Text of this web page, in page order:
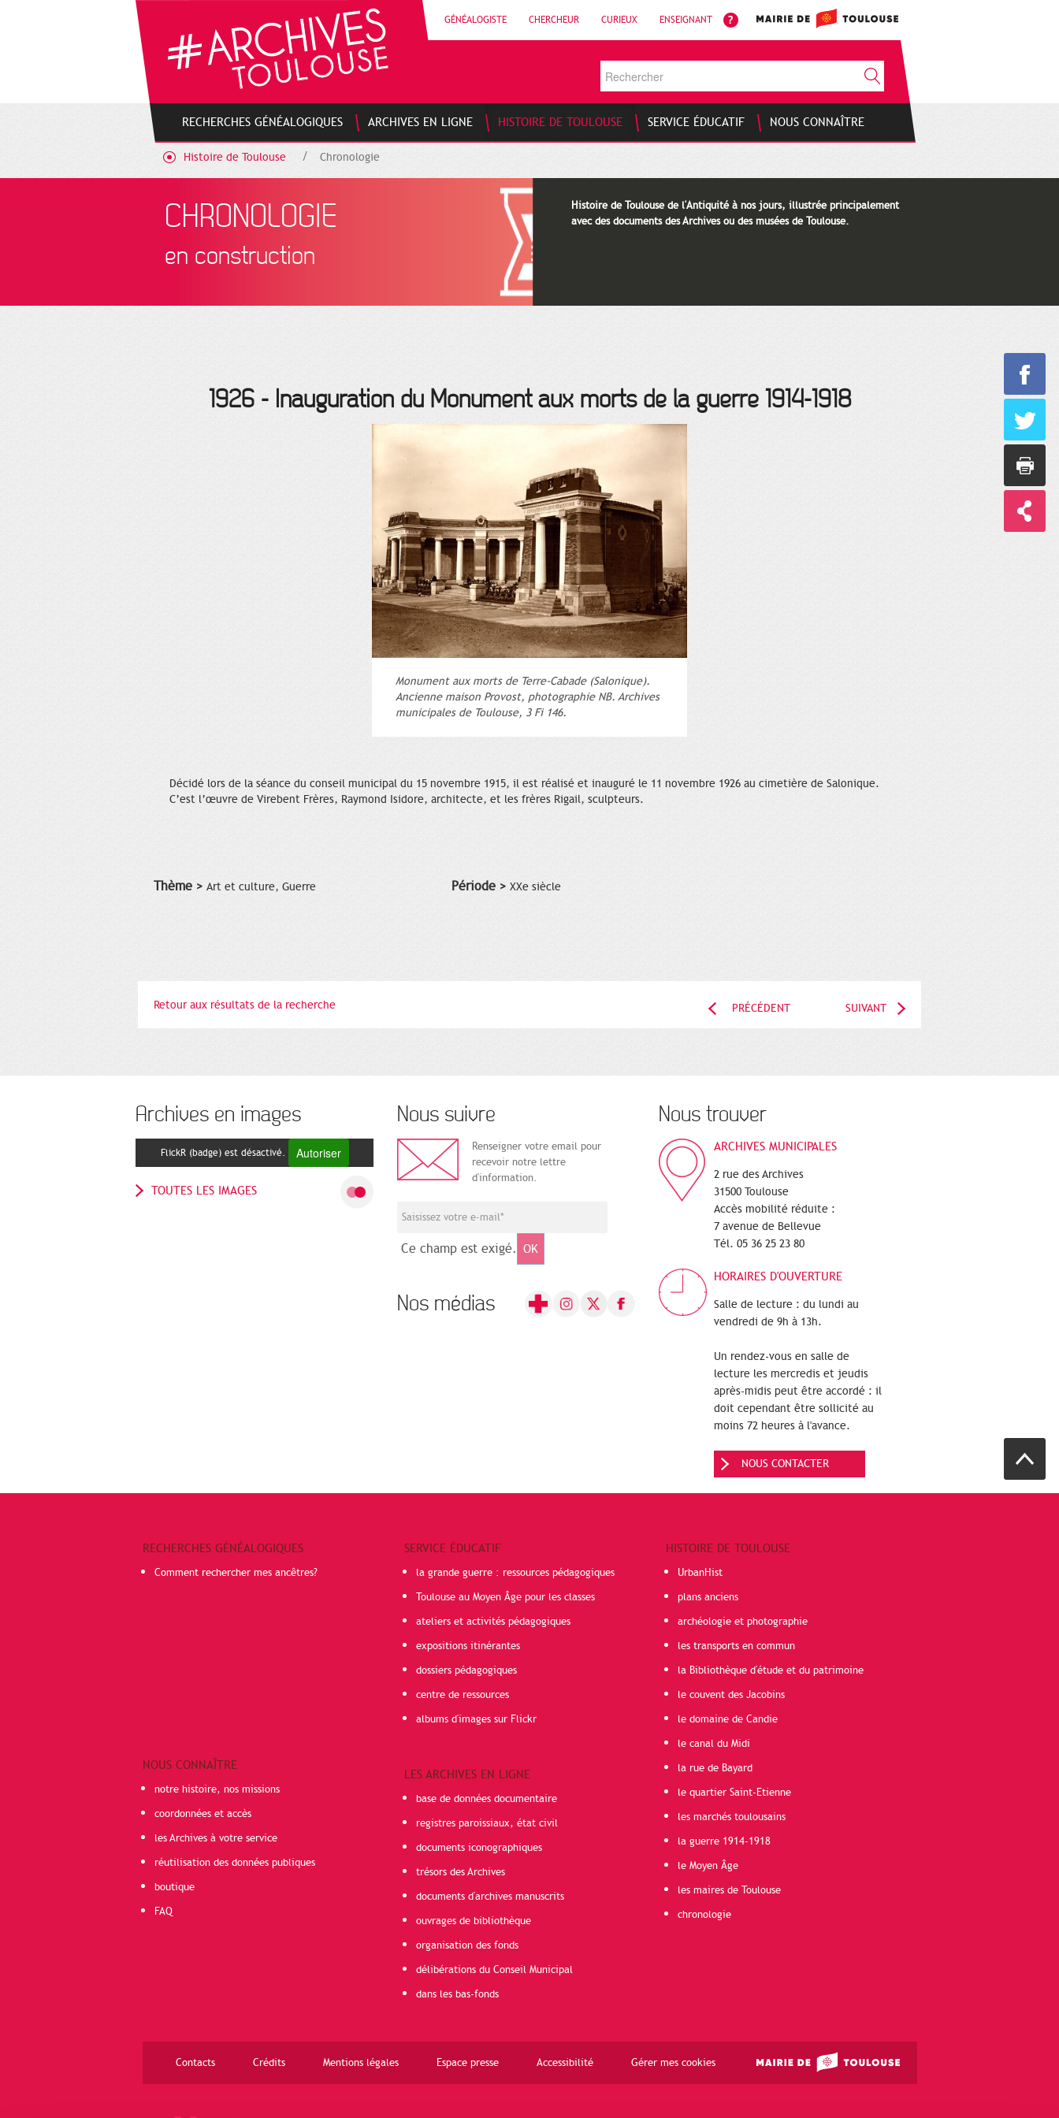
GÉNÉALOGISTE CHERCHEUR CURIEUX ENSEIGNANT
RECHERCHES GÉNÉALOGIQUES ARCHIVES EN LIGNE HISTOIRE DE TOULOUSE SERVICE ÉDUCATIF NOUS CONNAÎTRE
Histoire de Toulouse Chronologie
CHRONOLOGIE
en construction
Histoire de Toulouse de l'Antiquité à nos jours, illustrée principalement
avec des documents des Archives ou des musées de Toulouse.
1926- Inauguration du Monument aux morts de la guerre 1914-1918
Monument aux morts de Terre-Cabade (Salonique).
Ancienne maison Provost, photographie NB. Archives
municipales de Toulouse, 3 Fi 146.
Décidé lors de la séance du conseil municipal du 15 novembre 1915, il est réalisé et inauguré le 11 novembre 1926 au cimetière de Salonique.
C’est l’œuvre de Virebent Frères, Raymond Isidore, architecte, et les frères Rigail, sculpteurs.
Thème > Art et culture, Guerre Période > XXe siècle
Retour aux résultats de la recherche PRÉCÉDENT SUIVANT
Archives en images
FlickR (badge) est désactivé. Autoriser
TOUTES LES IMAGES
Nous suivre
Renseigner votre email pour
recevoir notre lettre
d'information.
Ce champ est exigé. OK
Nos médias
Nous trouver
ARCHIVES MUNICIPALES
2 rue des Archives
31500 Toulouse
Accès mobilité réduite :
7 avenue de Bellevue
Tél. 05 36 25 23 80
HORAIRES D'OUVERTURE
Salle de lecture : du lundi au
vendredi de 9h à 13h.
Un rendez-vous en salle de
lecture les mercredis et jeudis
après-midis peut être accordé : il
doit cependant être sollicité au
moins 72 heures à l'avance.
NOUS CONTACTER
RECHERCHES GÉNÉALOGIQUES
Comment rechercher mes ancêtres?
NOUS CONNAÎTRE
notre histoire, nos missions
coordonnées et accès
les Archives à votre service
réutilisation des données publiques
boutique
FAQ
SERVICE ÉDUCATIF
la grande guerre : ressources pédagogiques
Toulouse au Moyen Âge pour les classes
ateliers et activités pédagogiques
expositions itinérantes
dossiers pédagogiques
centre de ressources
albums d'images sur Flickr
LES ARCHIVES EN LIGNE
base de données documentaire
registres paroissiaux, état civil
documents iconographiques
trésors des Archives
documents d'archives manuscrits
ouvrages de bibliothèque
organisation des fonds
délibérations du Conseil Municipal
dans les bas-fonds
HISTOIRE DE TOULOUSE
UrbanHist
plans anciens
archéologie et photographie
les transports en commun
la Bibliothèque d'étude et du patrimoine
le couvent des Jacobins
le domaine de Candie
le canal du Midi
la rue de Bayard
le quartier Saint-Etienne
les marchés toulousains
la guerre 1914-1918
le Moyen Âge
les maires de Toulouse
chronologie
Contacts Crédits Mentions légales Espace presse Accessibilité Gérer mes cookies
Gestion de vos préférences sur les cookies